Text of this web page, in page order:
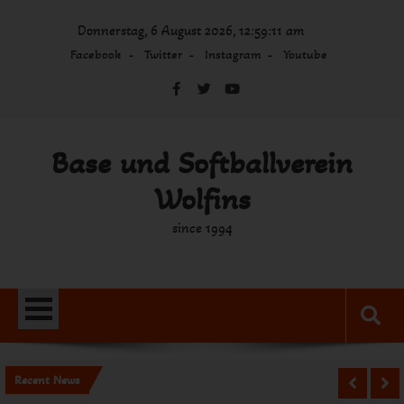
Donnerstag, 6 August 2026, 12:59:11 am
Facebook Twitter Instagram Youtube
Base und Softballverein
Wolfins
since 1994
Recent News